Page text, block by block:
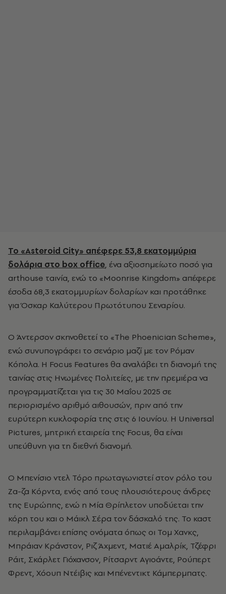
Το «Asteroid City» απέφερε 53,8 εκατομμύρια
δολάρια στο box office, ένα αξιοσημείωτο ποσό για
arthouse ταινία, ενώ το «Moonrise Kingdom» απέφερε
έσοδα 68,3 εκατομμυρίων δολαρίων και προτάθηκε
για Όσκαρ Καλύτερου Πρωτότυπου Σεναρίου.
Ο Άντερσον σκηνοθετεί το «The Phoenician Scheme»,
ενώ συνυπογράφει το σενάριο μαζί με τον Ρόμαν
Κόπολα. Η Focus Features θα αναλάβει τη διανομή της
ταινίας στις Ηνωμένες Πολιτείες, με την πρεμιέρα να
προγραμματίζεται για τις 30 Μαΐου 2025 σε
περιορισμένο αριθμό αιθουσών, πριν από την
ευρύτερη κυκλοφορία της στις 6 Ιουνίου. Η Universal
Pictures, μητρική εταιρεία της Focus, θα είναι
υπεύθυνη για τη διεθνή διανομή.
Ο Μπενίσιο ντελ Τόρο πρωταγωνιστεί στον ρόλο του
Ζα-ζα Κόρντα, ενός από τους πλουσιότερους άνδρες
της Ευρώπης, ενώ η Μία Θρίπλετον υποδύεται την
κόρη του και ο Μάικλ Σέρα τον δάσκαλό της. Το καστ
περιλαμβάνει επίσης ονόματα όπως οι Τομ Χανκς,
Μπράιαν Κράνστον, Ριζ Άχμεντ, Ματιέ Αμαλρίκ, Τζέφρι
Ράιτ, Σκάρλετ Γιόχανσον, Ρίτσαρντ Αγιοάντε, Ρούπερτ
Φρεντ, Χόουπ Ντέιβις και Μπένεντικτ Κάμπερμπατς.